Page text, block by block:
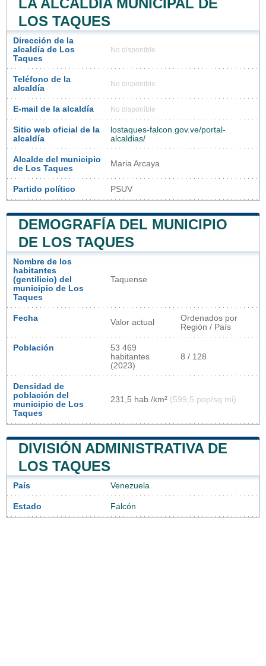
LA ALCALDÍA MUNICIPAL DE
LOS TAQUES
Dirección de la
alcaldía de Los
Taques
No disponible
Teléfono de la
alcaldía
No disponible
E-mail de la alcaldía No disponible
Sitio web oficial de la
alcaldía
lostaques-falcon.gov.ve/portal-
alcaldias/
Alcalde del municipio
de Los Taques
Maria Arcaya
Partido político PSUV
DEMOGRAFÍA DEL MUNICIPIO
DE LOS TAQUES
Nombre de los
habitantes
(gentilicio) del
municipio de Los
Taques
Taquense
Fecha Valor actual
Ordenados por
Región / País
Población
53 469
habitantes
(2023)
8 / 128
Densidad de
población del
municipio de Los
Taques
231,5 hab./km² (599,5 pop/sq mi)
DIVISIÓN ADMINISTRATIVA DE
LOS TAQUES
País Venezuela
Estado Falcón